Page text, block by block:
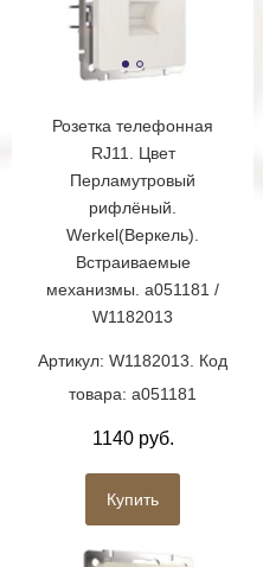
Розетка телефонная
RJ11. Цвет
Перламутровый
рифлёный.
Werkel(Веркель).
Встраиваемые
механизмы. a051181 /
W1182013
Артикул: W1182013. Код
товара: a051181
1140 руб.
Купить